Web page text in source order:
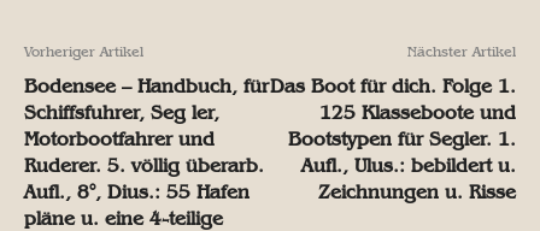
Vorheriger Artikel
Bodensee – Handbuch, für
Schiffsfuhrer, Seg ler,
Motorbootfahrer und
Ruderer. 5. völlig überarb.
Aufl., 8°, Dius.: 55 Hafen
pläne u. eine 4-teilige
Nächster Artikel
Das Boot für dich. Folge 1.
125 Klasseboote und
Bootstypen für Segler. 1.
Aufl., Ulus.: bebildert u.
Zeichnungen u. Risse